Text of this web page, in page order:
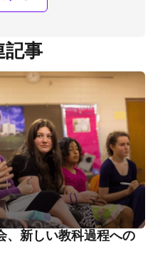
記事
、新しい教科過程への